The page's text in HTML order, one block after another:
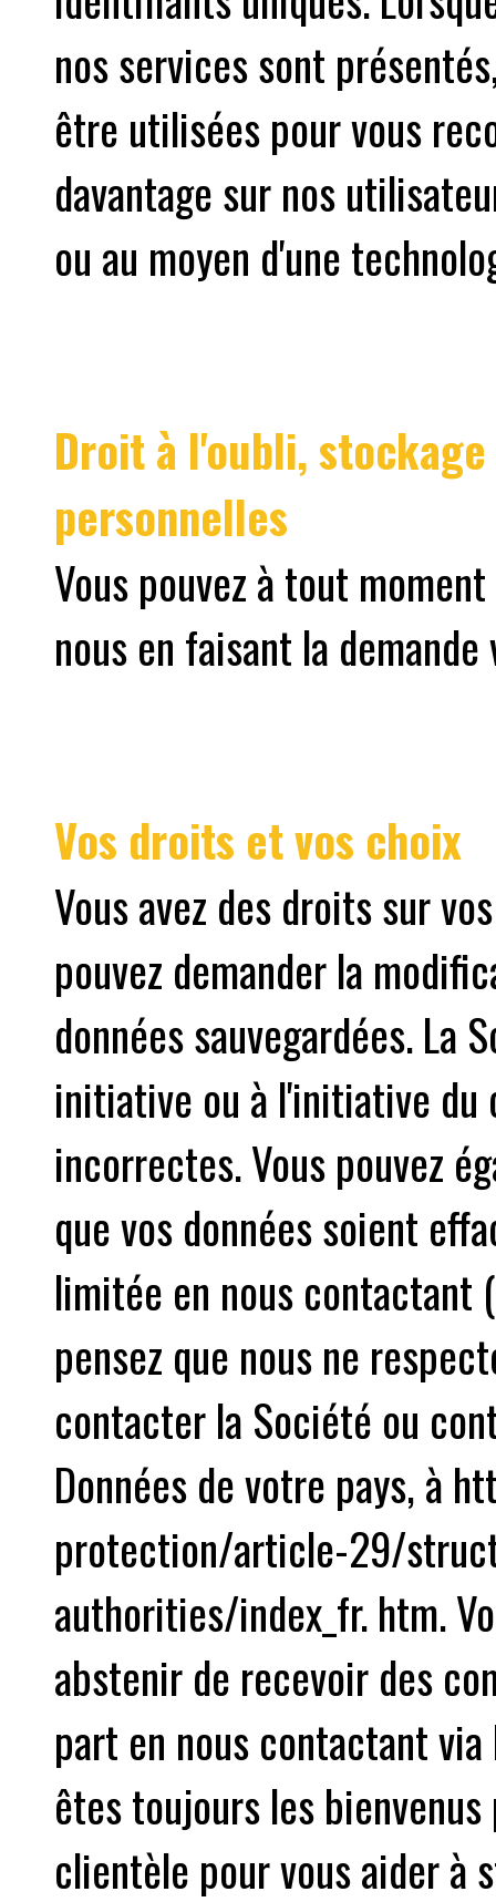
nos services sont
être utilisées pour vous
davantage sur nos
ou au moyen d'une
Droit à l'oubli,
personnelles
Vous pouvez à tout
nous en faisant la
Vos droits et vos choix
Vous avez des droits sur
pouvez demander la
données sauvegardées.
initiative ou à l'initiative du
incorrectes. Vous pouvez
que vos données soient
limitée en nous contactant
pensez que nous ne
contacter la Société ou
Données de votre pays, à
protection/article-29/
authorities/index_fr. htm.
abstenir de recevoir des
part en nous contactant
êtes toujours les
clientèle pour vous aider à